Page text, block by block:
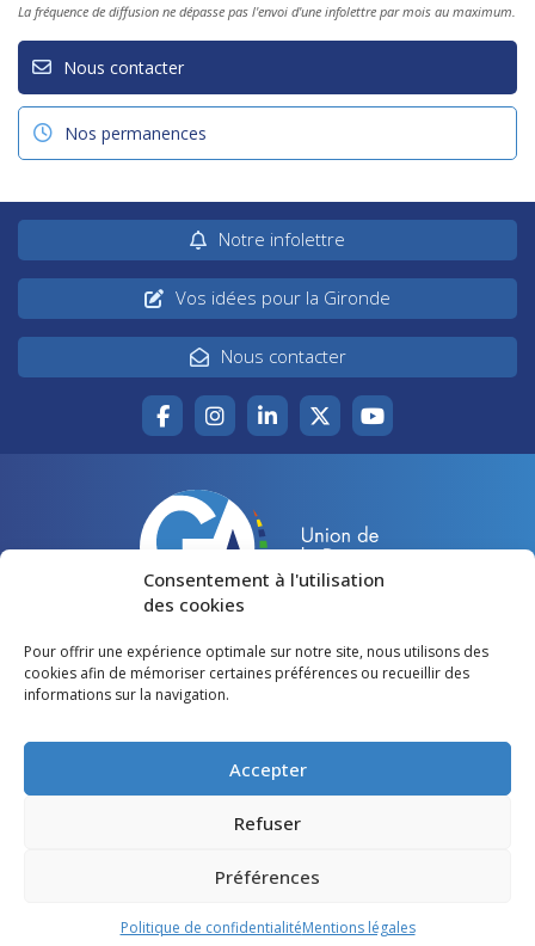
Consentement à l'utilisation
des cookies
Pour offrir une expérience optimale sur notre site, nous utilisons des
cookies afin de mémoriser certaines préférences ou recueillir des
informations sur la navigation.
Accepter
Refuser
Préférences
Politique de confidentialitéMentions légales
La fréquence de diffusion ne dépasse pas l'envoi d'une infolettre par mois au maximum.
Nous contacter
Nos permanences
Notre infolettre
Vos idées pour la Gironde
Nous contacter
Accueil
Votre canton
Lire et voir
Agir pour la Gironde
Restons en contact
©Gironde Avenir- Tous droits réservés
Mentions légales